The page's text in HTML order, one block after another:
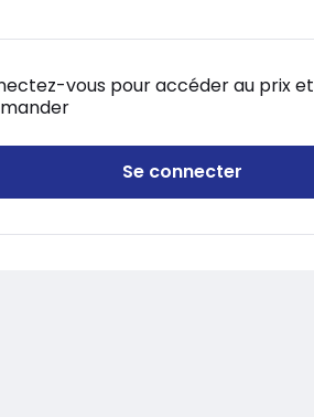
vous pour accéder au prix et
Se connecter